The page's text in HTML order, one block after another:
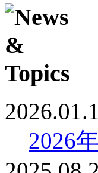
2026